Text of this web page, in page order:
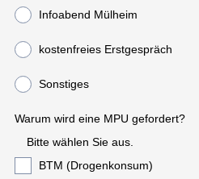
Infoabend Mülheim
kostenfreies Erstgespräch
Sonstiges
Warum wird eine MPU gefordert?
Bitte wählen Sie aus.
BTM (Drogenkonsum)